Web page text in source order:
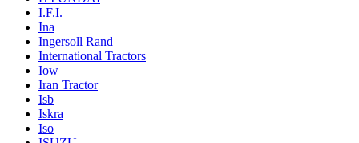
I.F.I.
Ina
Ingersoll Rand
International Tractors
Iow
Iran Tractor
Isb
Iskra
Iso